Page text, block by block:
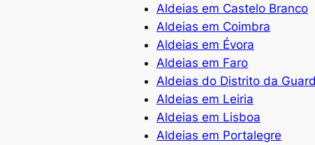
Aldeias em Castelo Branco
Aldeias em Coimbra
Aldeias em Évora
Aldeias em Faro
Aldeias do Distrito da
Aldeias em Leiria
Aldeias em Lisboa
Aldeias em Portalegre